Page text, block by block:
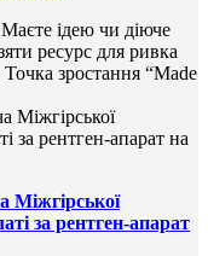
ідею чи діюче
ресурс для ривка
зростання “Made
Міжгірської
за рентген-апарат